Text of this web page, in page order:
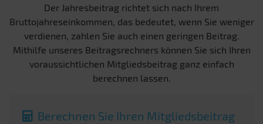
Der Jahresbeitrag richtet sich nach Ihrem
Bruttojahreseinkommen, das bedeutet, wenn Sie weniger
verdienen, zahlen Sie auch einen geringen Beitrag.
Mithilfe unseres Beitragsrechners können Sie sich Ihren
voraussichtlichen Mitgliedsbeitrag ganz einfach
berechnen lassen.
Berechnen Sie Ihren Mitgliedsbeitrag